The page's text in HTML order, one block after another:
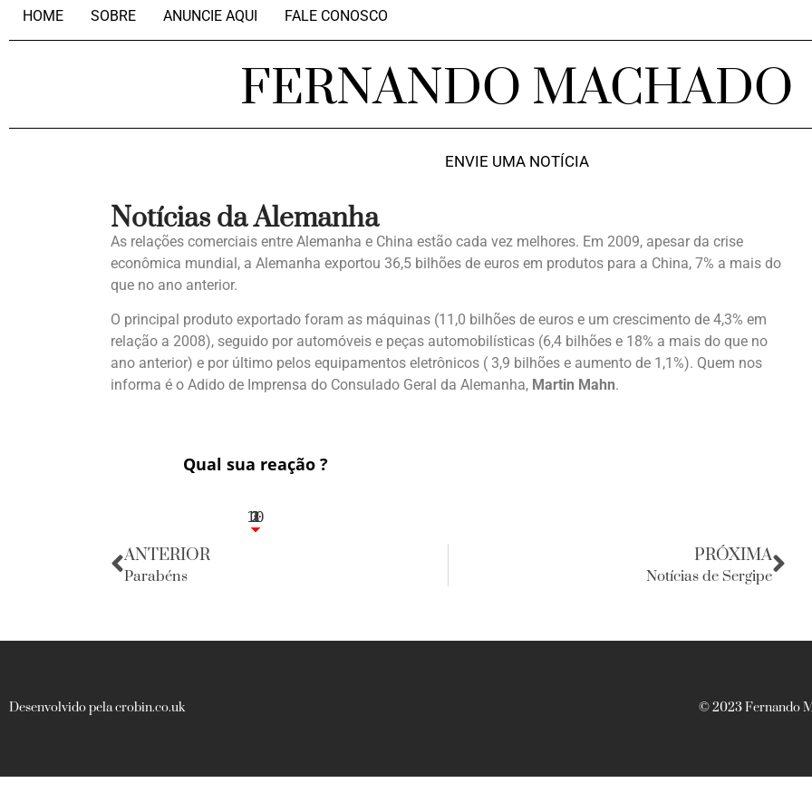
HOME SOBRE ANUNCIE AQUI FALE CONOSCO
FERNANDO MACHADO
ENVIE UMA NOTÍCIA
Notícias da Alemanha
As relações comerciais entre Alemanha e China estão cada vez melhores. Em 2009, apesar da crise
econômica mundial, a Alemanha exportou 36,5 bilhões de euros em produtos para a China, 7% a mais do
que no ano anterior.
O principal produto exportado foram as máquinas (11,0 bilhões de euros e um crescimento de 4,3% em
relação a 2008), seguido por automóveis e peças automobilísticas (6,4 bilhões e 18% a mais do que no
ano anterior) e por último pelos equipamentos eletrônicos ( 3,9 bilhões e aumento de 1,1%). Quem nos
informa é o Adido de Imprensa do Consulado Geral da Alemanha, Martin Mahn.
Qual sua reação ?
3
1
1
2
10
ANTERIOR
Parabéns
PRÓXIMA
Notícias de Sergipe
Desenvolvido pela crobin.co.uk © 2023 Fernando